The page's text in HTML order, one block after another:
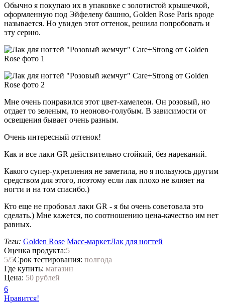
Обычно я покупаю их в упаковке с золотистой крышечкой,
оформленную под Эйфелеву башню, Golden Rose Paris вроде
называется. Но увидев этот оттенок, решила попробовать и
эту серию.
Мне очень понравился этот цвет-хамелеон. Он розовый, но
отдает то зеленым, то неоново-голубым. В зависимости от
освещения бывает очень разным.
Очень интересный оттенок!
Как и все лаки GR действительно стойкий, без нареканий.
Какого супер-укрепления не заметила, но я пользуюсь другим
средством для этого, поэтому если лак плохо не влияет на
ногти и на том спасибо.)
Кто еще не пробовал лаки GR - я бы очень советовала это
сделать.) Мне кажется, по соотношению цена-качество им нет
равных.
Теги: Golden Rose Масс-маркетЛак для ногтей
Оценка продукта:5
5/5Срок тестирования: полгода
Где купить: магазин
Цена: 50 рублей
6
Нравится!